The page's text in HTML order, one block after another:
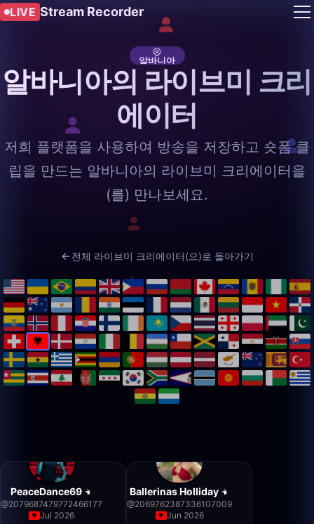
LIVE Stream Recorder
알바니아
알바니아의 라이브미 크리
에이터
저희 플랫폼을 사용하여 방송을 저장하고 숏폼 클
립을 만드는 알바니아의 라이브미 크리에이터을
(를) 만나보세요.
전체 라이브미 크리에이터(으)로 돌아가기
PeaceDance69
@2079687479772466177
Jul 2026
Ballerinas Holliday
@2069762387336107009
Jun 2026